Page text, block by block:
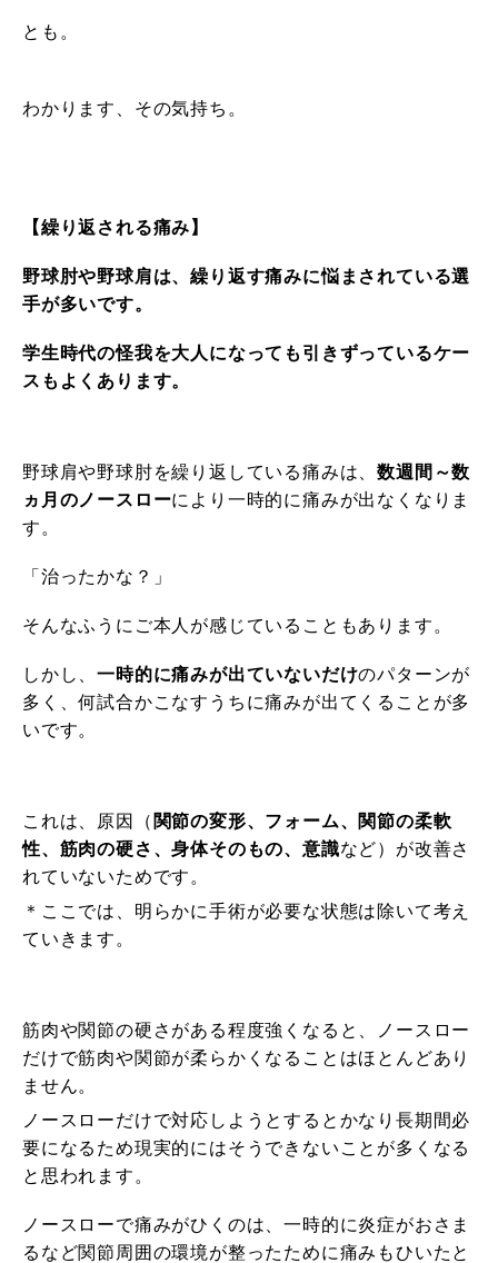
とも。
わかります、その気持ち。
【繰り返される痛み】
野球肘や野球肩は、繰り返す痛みに悩まされている選
手が多いです。
学生時代の怪我を大人になっても引きずっているケー
スもよくあります。
野球肩や野球肘を繰り返している痛みは、数週間～数
ヵ月のノースローにより一時的に痛みが出なくなりま
す。
「治ったかな？」
そんなふうにご本人が感じていることもあります。
しかし、一時的に痛みが出ていないだけのパターンが
多く、何試合かこなすうちに痛みが出てくる ことが多
いです。
これは、原因（ 関節の変形、フォーム、関節の柔軟
性、筋肉の硬さ、身体そのもの、意識など）が改善さ
れていないためです。
＊ここでは、明らかに手術が必要な状態は除いて考え
ていきます。
筋肉や関節の硬さがある程度強くなると、ノースロー
だけで筋肉や関節が柔らかくなることはほとんどあり
ません。
ノースローだけで対応しようとするとかなり長期間必
要になるため現実的にはそうできないことが多くなる
と思われます。
ノースローで痛みがひくのは、一時的に炎症がおさま
るなど関節周囲の環境が整ったために痛みもひいたと